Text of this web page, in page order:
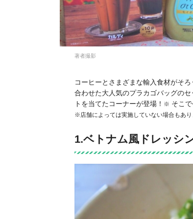
著者撮影
コーヒーとさまざまな輸入食材がそろ
合わせた大人気のプラカゴバッグの
トを当てたコーナーが登場！ ※ そこ
※店舗によっては実施していない場合もあり
1.ベトナム風ドレッシ